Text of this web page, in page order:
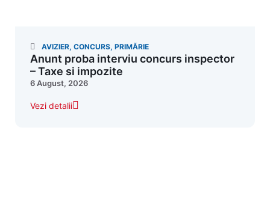
AVIZIER, CONCURS, PRIMĂRIE
Anunt proba interviu concurs inspector
– Taxe si impozite
6 August, 2026
Vezi detalii